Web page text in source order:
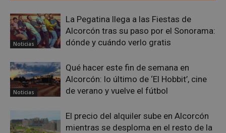
Noticias
La Pegatina llega a las Fiestas de
Alcorcón tras su paso por el Sonorama:
dónde y cuándo verlo gratis
Noticias
Qué hacer este fin de semana en
Alcorcón: lo último de ‘El Hobbit’, cine
de verano y vuelve el fútbol
El precio del alquiler sube en Alcorcón
mientras se desploma en el resto de la
sp_landing